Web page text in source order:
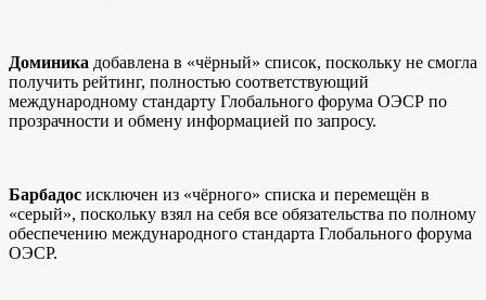
Доминика добавлена в «чёрный» список, поскольку не смогла
получить рейтинг, полностью соответствующий
международному стандарту Глобального форума ОЭСР по
прозрачности и обмену информацией по запросу.
Барбадос исключен из «чёрного» списка и перемещён в
«серый», поскольку взял на себя все обязательства по полному
обеспечению международного стандарта Глобального форума
ОЭСР.